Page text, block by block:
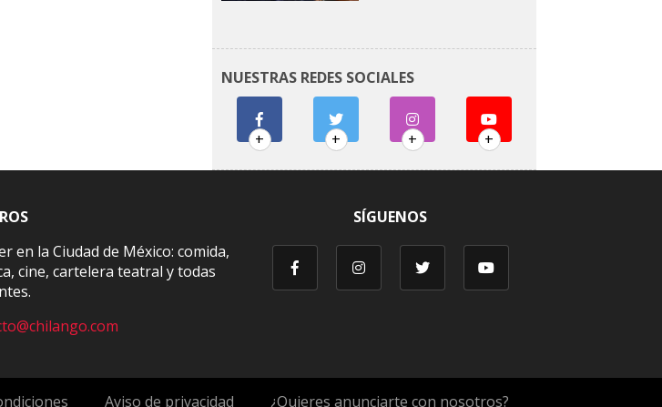
NUESTRAS REDES SOCIALES
+ + + +
en la Ciudad de México: comida,
cine, cartelera teatral y todas
SÍGUENOS
Aviso de privacidad ¿Quieres anunciarte con nosotros?